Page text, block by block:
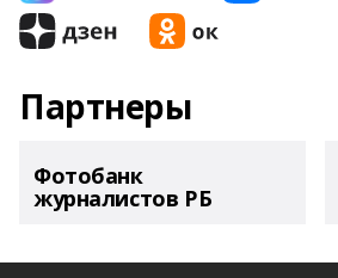
Партнеры
Фотобанк
журналистов РБ